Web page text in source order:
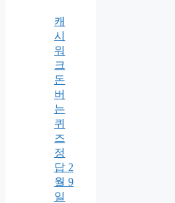
캐
시
워
크
돈
버
는
퀴
즈
정
답 2
월 9
일